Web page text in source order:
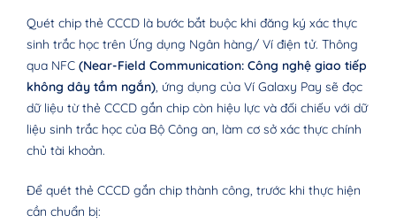
Quét chip thẻ CCCD là bước bắt buộc khi đăng ký xác thực
sinh trắc học trên Ứng dụng Ngân hàng/ Ví điện tử. Thông
qua NFC (Near-Field Communication: Công nghệ giao tiếp
không dây tầm ngắn), ứng dụng của Ví Galaxy Pay sẽ đọc
dữ liệu từ thẻ CCCD gắn chip còn hiệu lực và đối chiếu với dữ
liệu sinh trắc học của Bộ Công an, làm cơ sở xác thực chính
chủ tài khoản.
Để quét thẻ CCCD gắn chip thành công, trước khi thực hiện
cần chuẩn bị: